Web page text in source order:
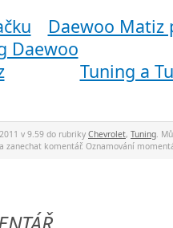
Daewoo Matiz
Tuning a
v 9.59 do rubriky Chevrolet, Tuning .
zanechat komentář. Oznamování